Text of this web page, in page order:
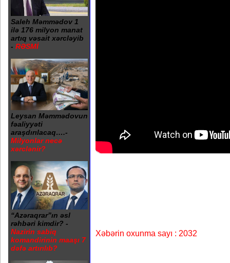
Saleh Məmmədov 1
ilə 176 milyon manat
artıq vəsait xərcləyib
- RƏSMİ
Leysan Məmmədovun
fəaliyyəti
araşdırılacaq….-
Milyonlar necə
xərclənir?
“Azəraqrar”ın əsl
rəhbəri kimdir? -
Nazirin sabiq
komandirinin maaşı 7
dəfə artırılıb?
Xəbərin oxunma sayı : 2032